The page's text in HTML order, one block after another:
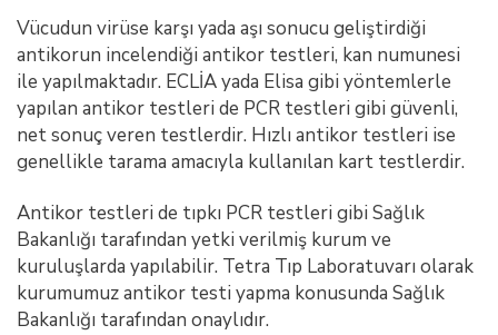
Vücudun virüse karşı yada aşı sonucu geliştirdiği
antikorun incelendiği antikor testleri, kan numunesi
ile yapılmaktadır. ECLİA yada Elisa gibi yöntemlerle
yapılan antikor testleri de PCR testleri gibi güvenli,
net sonuç veren testlerdir. Hızlı antikor testleri ise
genellikle tarama amacıyla kullanılan kart testlerdir.
Antikor testleri de tıpkı PCR testleri gibi Sağlık
Bakanlığı tarafından yetki verilmiş kurum ve
kuruluşlarda yapılabilir. Tetra Tıp Laboratuvarı olarak
kurumumuz antikor testi yapma konusunda Sağlık
Bakanlığı tarafından onaylıdır.